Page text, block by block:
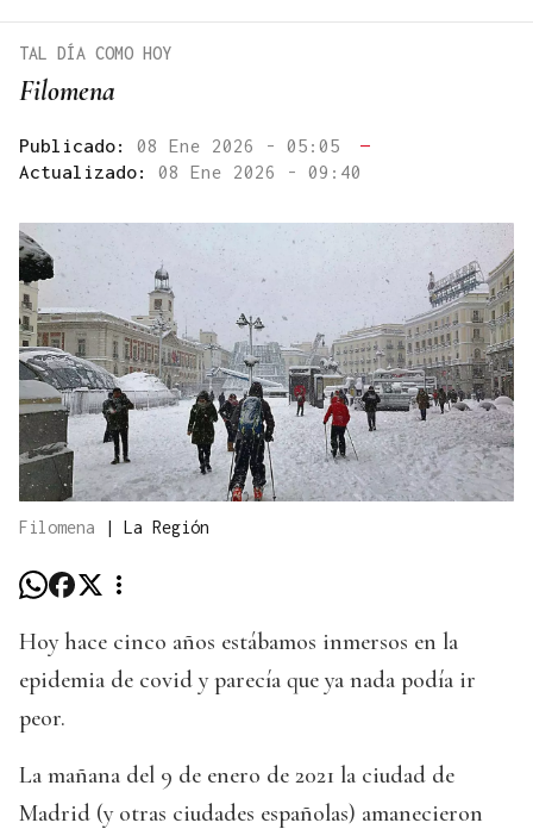
Filomena
TAL DÍA COMO HOY
Publicado: 08 Ene 2026 - 05:05
—
Actualizado: 08 Ene 2026 - 09:40
Filomena | La Región
Hoy hace cinco años estábamos inmersos en la
epidemia de covid y parecía que ya nada podía ir
peor.
La mañana del 9 de enero de 2021 la ciudad de
Madrid (y otras ciudades españolas) amanecieron